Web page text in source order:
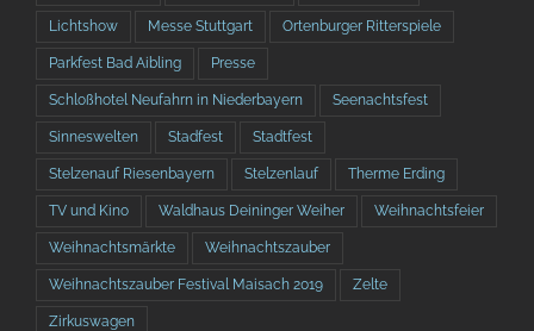
Lichtshow Messe Stuttgart Ortenburger Ritterspiele
Parkfest Bad Aibling Presse
Schloßhotel Neufahrn in Niederbayern Seenachtsfest
Sinneswelten Stadfest Stadtfest
Stelzenauf Riesenbayern Stelzenlauf Therme Erding
TV und Kino Waldhaus Deininger Weiher Weihnachtsfeier
Weihnachtsmärkte Weihnachtszauber
Weihnachtszauber Festival Maisach 2019 Zelte
Zirkuswagen